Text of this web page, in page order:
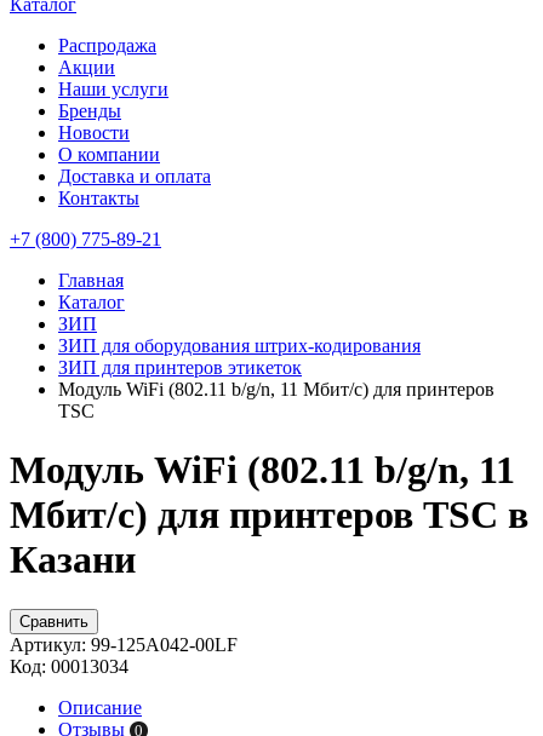
Каталог
Распродажа
Акции
Наши услуги
Бренды
Новости
О компании
Доставка и оплата
Контакты
+7 (800) 775-89-21
Главная
Каталог
ЗИП
ЗИП для оборудования штрих-кодирования
ЗИП для принтеров этикеток
Модуль WiFi (802.11 b/g/n, 11 Мбит/с) для принтеров
TSC
Модуль WiFi (802.11 b/g/n, 11
Мбит/с) для принтеров TSC в
Казани
Сравнить
Артикул: 99-125A042-00LF
Код: 00013034
Описание
Отзывы 0